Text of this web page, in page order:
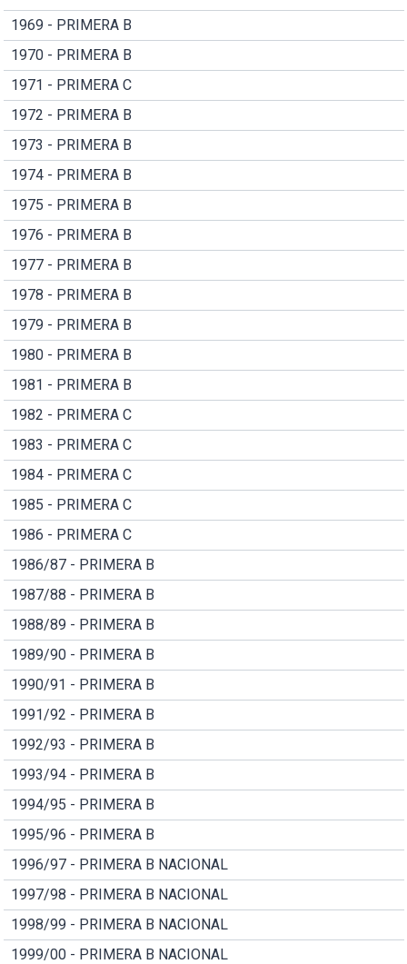
1969 - PRIMERA B
1970 - PRIMERA B
1971 - PRIMERA C
1972 - PRIMERA B
1973 - PRIMERA B
1974 - PRIMERA B
1975 - PRIMERA B
1976 - PRIMERA B
1977 - PRIMERA B
1978 - PRIMERA B
1979 - PRIMERA B
1980 - PRIMERA B
1981 - PRIMERA B
1982 - PRIMERA C
1983 - PRIMERA C
1984 - PRIMERA C
1985 - PRIMERA C
1986 - PRIMERA C
1986/87 - PRIMERA B
1987/88 - PRIMERA B
1988/89 - PRIMERA B
1989/90 - PRIMERA B
1990/91 - PRIMERA B
1991/92 - PRIMERA B
1992/93 - PRIMERA B
1993/94 - PRIMERA B
1994/95 - PRIMERA B
1995/96 - PRIMERA B
1996/97 - PRIMERA B NACIONAL
1997/98 - PRIMERA B NACIONAL
1998/99 - PRIMERA B NACIONAL
1999/00 - PRIMERA B NACIONAL